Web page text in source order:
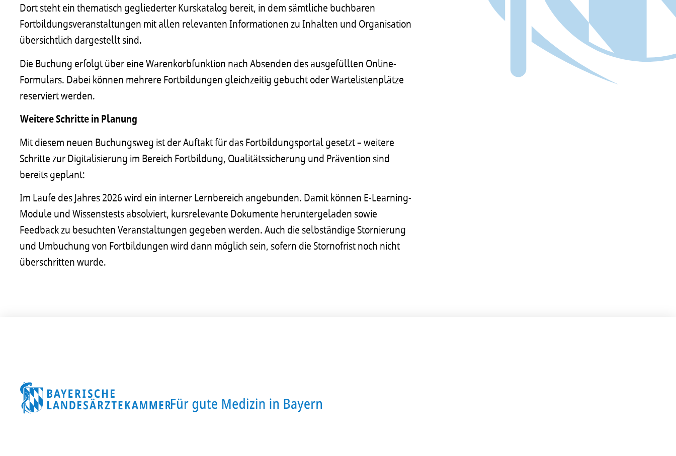
Dort steht ein thematisch gegliederter Kurskatalog bereit, in dem sämtliche buchbaren
Fortbildungsveranstaltungen mit allen relevanten Informationen zu Inhalten und Organisation
übersichtlich dargestellt sind.
Die Buchung erfolgt über eine Warenkorbfunktion nach Absenden des ausgefüllten Online-
Formulars. Dabei können mehrere Fortbildungen gleichzeitig gebucht oder Wartelistenplätze
reserviert werden.
Weitere Schritte in Planung
Mit diesem neuen Buchungsweg ist der Auftakt für das Fortbildungsportal gesetzt – weitere
Schritte zur Digitalisierung im Bereich Fortbildung, Qualitätssicherung und Prävention sind
bereits geplant:
Im Laufe des Jahres 2026 wird ein interner Lernbereich angebunden. Damit können E-Learning-
Module und Wissenstests absolviert, kursrelevante Dokumente heruntergeladen sowie
Feedback zu besuchten Veranstaltungen gegeben werden. Auch die selbständige Stornierung
und Umbuchung von Fortbildungen wird dann möglich sein, sofern die Stornofrist noch nicht
überschritten wurde.